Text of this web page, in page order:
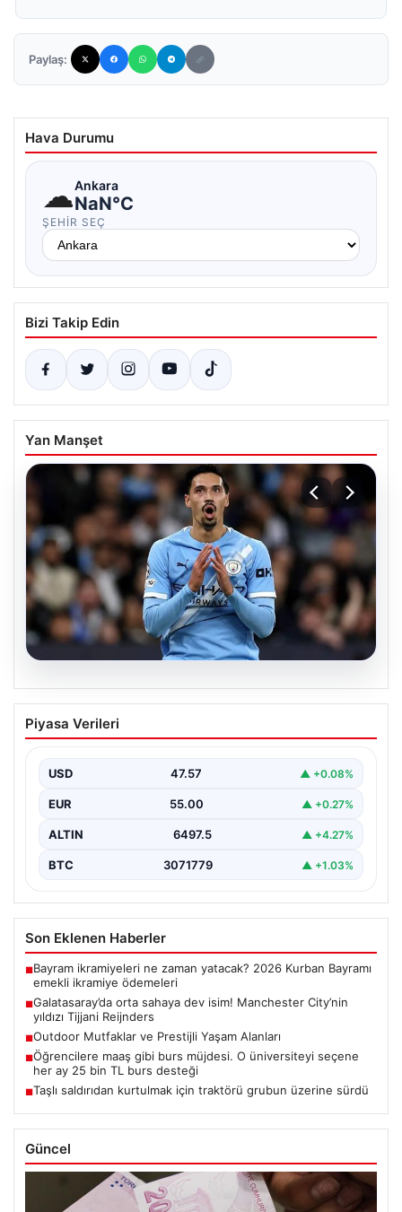
Paylaş:
Hava Durumu
☁Ankara
NaN°C
ŞEHIR SEÇ
Bizi Takip Edin
Yan Manşet
05.08.2026
Galatasaray’da orta sahaya dev isim!
Manchester City’nin yıldızı Tijjani
{"title": "Galatasaray Orta Sahaya Dev Transferle
Reijnders"}, "content": "Yaz…
Piyasa Verileri
USD 47.57 ▲ +0.08%
EUR 55.00 ▲ +0.27%
ALTIN 6497.5 ▲ +4.27%
BTC 3071779 ▲ +1.03%
Son Eklenen Haberler
■Bayram ikramiyeleri ne zaman yatacak? 2026 Kurban Bayramı
emekli ikramiye ödemeleri
■Galatasaray’da orta sahaya dev isim! Manchester City’nin
yıldızı Tijjani Reijnders
■Outdoor Mutfaklar ve Prestijli Yaşam Alanları
■Öğrencilere maaş gibi burs müjdesi. O üniversiteyi seçene
her ay 25 bin TL burs desteği
■Taşlı saldırıdan kurtulmak için traktörü grubun üzerine sürdü
Güncel